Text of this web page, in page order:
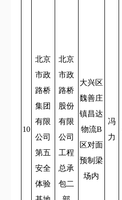
10
北京
市政
路桥
集团
有限
公司
第五
安全
体验
北京
市政
路桥
股份
有限
公司
工程
总承
包二
大兴区
魏善庄
镇昌达
物流B
区对面
预制梁
场内
冯
力